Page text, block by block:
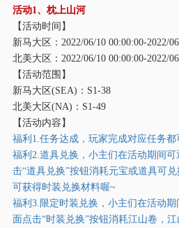
活动1、枕上山河
【活动时间】
新马大区：2022/06/10 00:00:00-2022/
北美大区：2022/06/10 00:00:00-2022/
【活动范围】
新马大区(SEA)：S1-38
北美大区(NA)：S1-49
【活动内容】
福利1.任务达成，玩家完成对应任务
福利2.道具兑换，小主们在活动期间
击“道具兑换”按钮消耗元宝或道具可
可获得时装兑换材料喔~
福利3.限定时装兑换，小主们在活动
面点击“时装兑换”按钮消耗江山卷，